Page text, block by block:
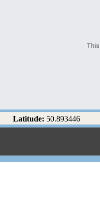
This
Latitude: 50.893446